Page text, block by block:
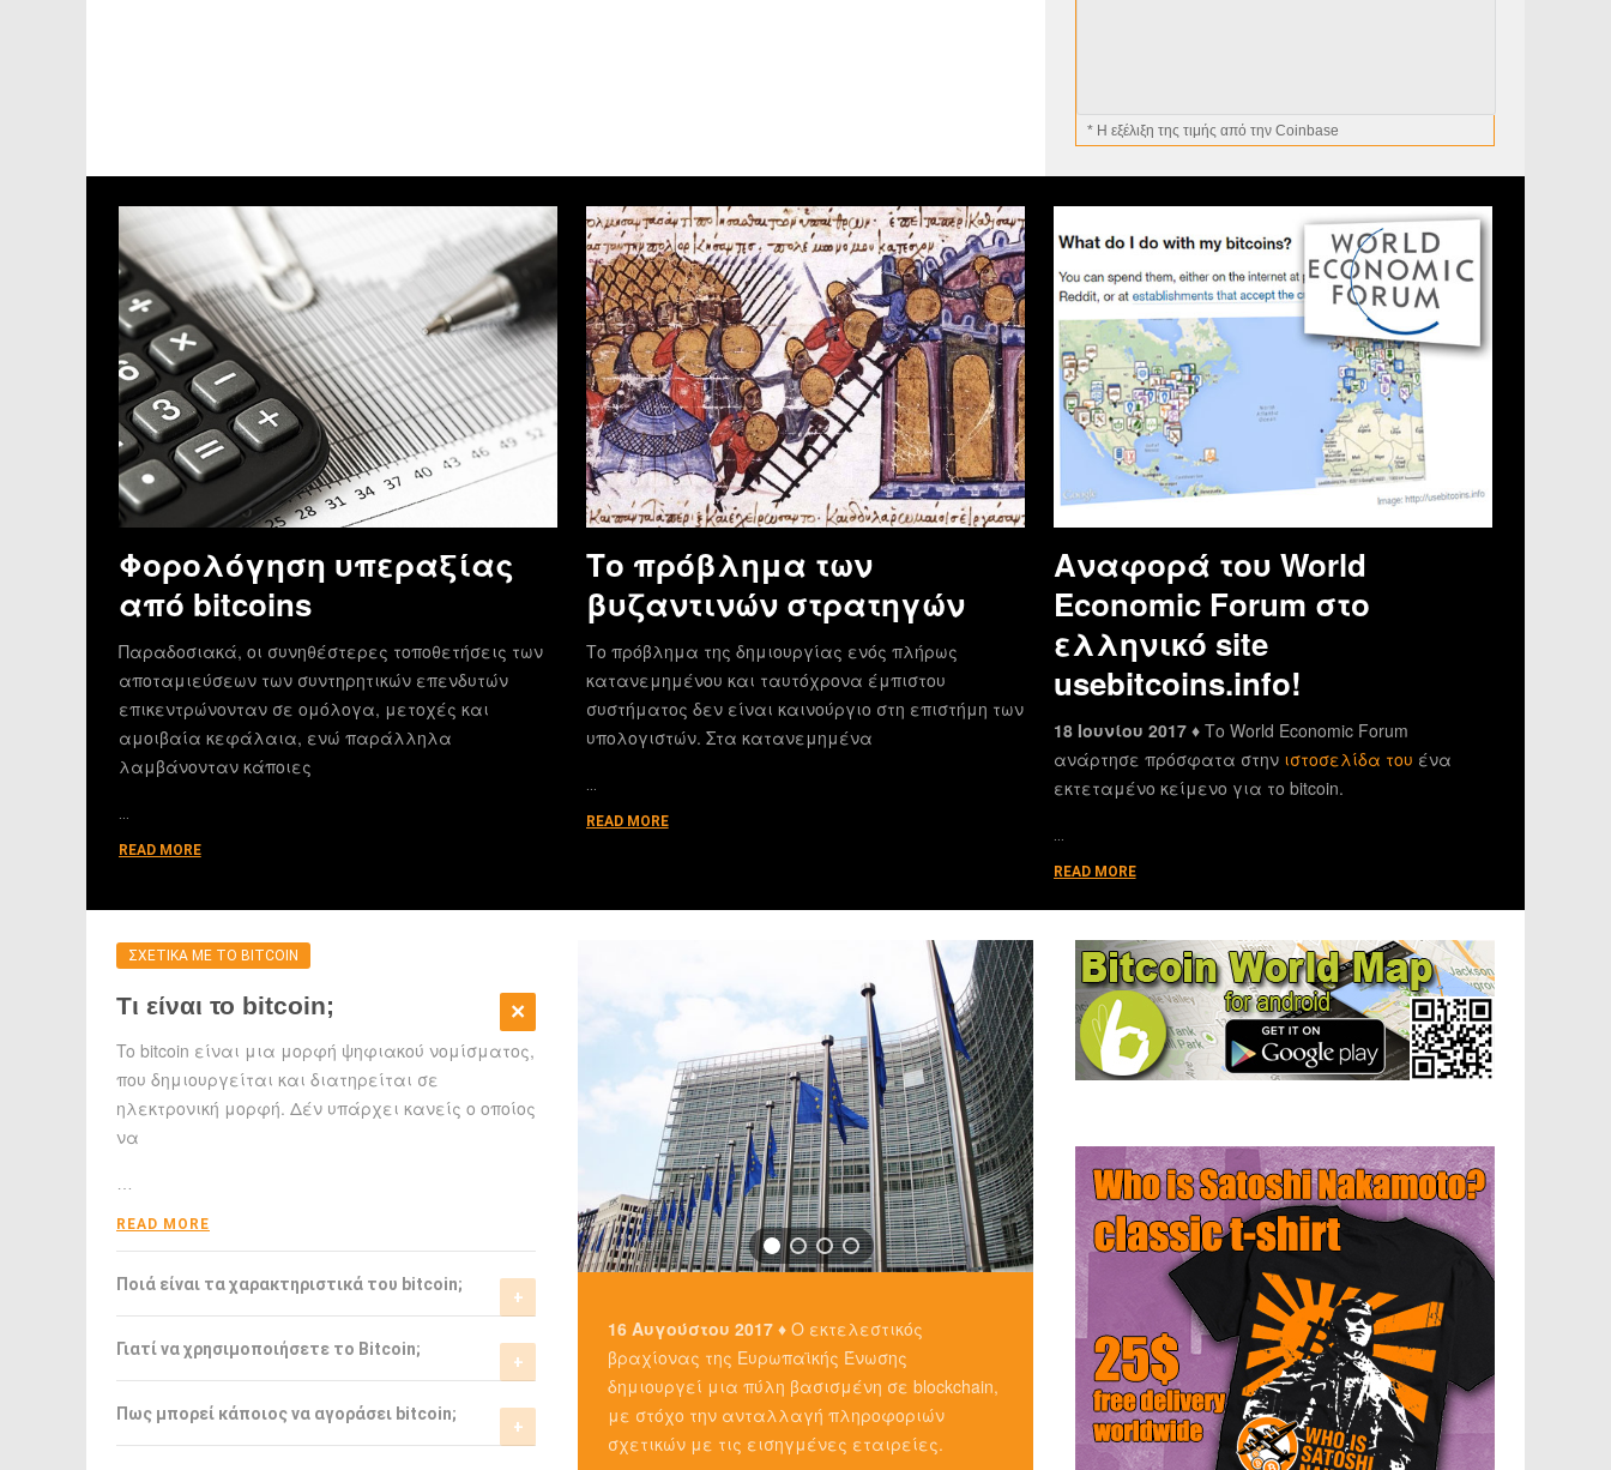
* H εξέλιξη της τιμής από την Coinbase
Φορολόγηση υπεραξίας
από bitcoins
Παραδοσιακά, οι συνηθέστερες τοποθετήσεις των
αποταμιεύσεων των συντηρητικών επενδυτών
επικεντρώνονταν σε ομόλογα, μετοχές και
αμοιβαία κεφάλαια, ενώ παράλληλα
λαμβάνονταν κάποιες
READ MORE
Το πρόβλημα των
βυζαντινών στρατηγών
Το πρόβλημα της δημιουργίας ενός πλήρως
κατανεμημένου και ταυτόχρονα έμπιστου
συστήματος δεν είναι καινούργιο στη επιστήμη των
υπολογιστών. Στα κατανεμημένα
READ MORE
Αναφορά του World
Economic Forum στο
ελληνικό site
usebitcoins.info!
18 Ιουνίου 2017 ♦ Το World Economic Forum
ανάρτησε πρόσφατα στην ιστοσελίδα του ένα
εκτεταμένο κείμενο για το bitcoin.
READ MORE
ΣΧΕΤΙΚΑ ΜΕ ΤΟ BITCOIN
Τι είναι το bitcoin;
To bitcoin είναι μια μορφή ψηφιακού νομίσματος,
που δημιουργείται και διατηρείται σε
ηλεκτρονική μορφή. Δέν υπάρχει κανείς ο οποίος
να
READ MORE
Ποιά είναι τα χαρακτηριστικά του bitcoin;
Το bitcoin έχει αρκετά σημαντικά
χαρακτηριστικά που το ξεχωρίζουν από τα
ελεγχόμενα-από-κυβερνήσεις νομίσματα.
Γιατί να χρησιμοποιήσετε το Bitcoin;
Το bitcoin είναι μια σχετικά νέα μορφή
νομίσματος, η οποία τώρα αρχίζει να γίνεται
αποδεκτή από μιά μεγάλη μερίδα του
Πως μπορεί κάποιος να αγοράσει bitcoin;
Μπορείτε να αγοράσετε bitcoin είτε από τα
16 Αυγούστου 2017 ♦ Ο εκτελεστικός
βραχίονας της Ευρωπαϊκής Ένωσης
δημιουργεί μια πύλη βασισμένη σε blockchain,
με στόχο την ανταλλαγή πληροφοριών
σχετικών με τις εισηγμένες εταιρείες.